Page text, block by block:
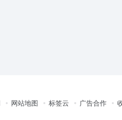
网站地图 标签云 广告合作